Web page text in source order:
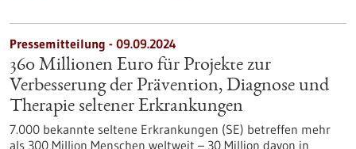
Pressemitteilung - 09.09.2024
360 Millionen Euro für Projekte zur
Verbesserung der Prävention, Diagnose und
Therapie seltener Erkrankungen
7.000 bekannte seltene Erkrankungen (SE) betreffen mehr
als 300 Million Menschen weltweit – 30 Million davon in